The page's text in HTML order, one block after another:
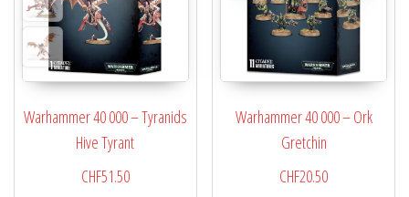
Warhammer 40 000 – Tyranids
Hive Tyrant
CHF51.50
Warhammer 40 000 – Ork
Gretchin
CHF20.50